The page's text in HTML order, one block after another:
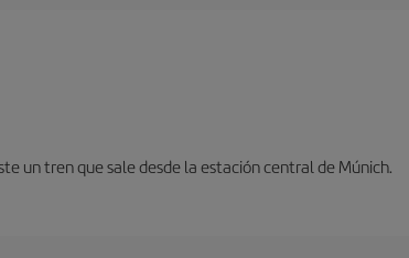
un tren que sale desde la estación central de Múnich.